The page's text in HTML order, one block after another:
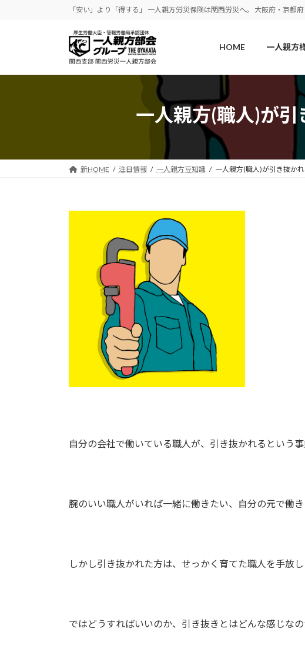
へ
ョ
「安い」より「得する」 一人親方労災保険は関西労災へ。 大阪府・京
HOME 一人親方
一人親方(職人)が
新HOME 注目情報 一人親方豆知識 一人親方(職人)が引き抜か
自分の会社で働いている職人が、引き抜かれるという事
腕のいい職人がいれば一緒に働きたい、自分の元で働
しかし引き抜かれた方は、せっかく育てた職人を手放し
ではどうすればいいのか、引き抜きとはどんな感じなの